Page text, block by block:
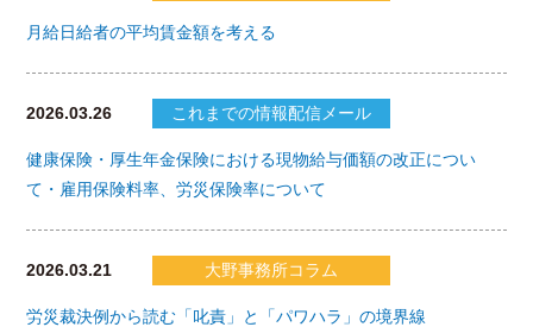
月給日給者の平均賃金額を考える
2026.03.26 これまでの情報配信メール
健康保険・厚生年金保険における現物給与価額の改正につい
て・雇用保険料率、労災保険率について
2026.03.21 大野事務所コラム
労災裁決例から読む「叱責」と「パワハラ」の境界線